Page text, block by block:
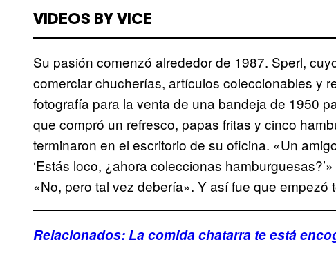
VIDEOS BY VICE
Su pasión comenzó alrededor de 1987. Sperl,
comerciar chucherías, artículos coleccionables y
fotografía para la venta de una bandeja de 1950
que compró un refresco, papas fritas y cinco
terminaron en el escritorio de su oficina. «Un
‘Estás loco, ¿ahora coleccionas
«No, pero tal vez debería». Y así fue que empezó
Relacionados: La comida chatarra te está